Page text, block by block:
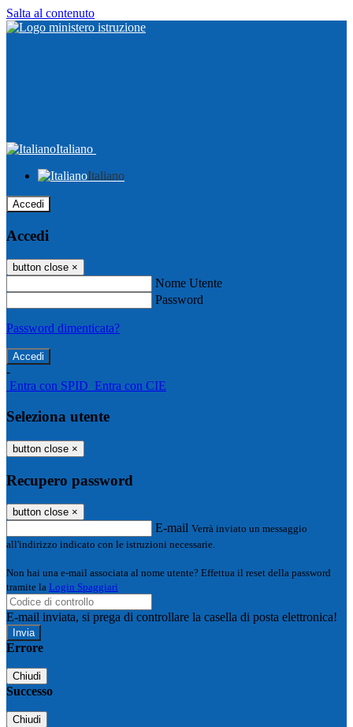
Salta al contenuto
Italiano
Italiano
Accedi
Accedi
button close ×
Nome Utente
Password
Password dimenticata?
-
Entra con SPID Entra con CIE
Seleziona utente
button close ×
Recupero password
button close ×
E-mail Verrà inviato un messaggio
all'indirizzo indicato con le istruzioni necessarie.
Non hai una e-mail associata al nome utente? Effettua il reset della password
tramite la Login Spaggiari
E-mail inviata, si prega di controllare la casella di posta elettronica!
Errore
Chiudi
Successo
Chiudi